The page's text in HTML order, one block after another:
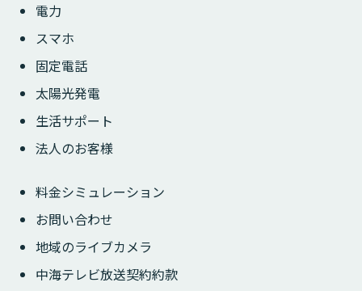
電力
スマホ
固定電話
太陽光発電
生活サポート
法人のお客様
料金シミュレーション
お問い合わせ
地域のライブカメラ
中海テレビ放送契約約款